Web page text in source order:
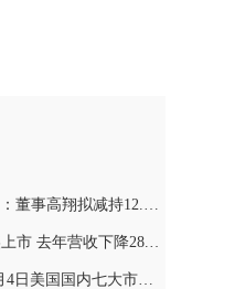
中国外运(00598.HK)：董事高翔拟减持12.74万股A股
快看：大搜车拟赴美上市 去年营收下降28.6%近三年持续亏损
快资讯：5月29日-6月4日美国国内七大市场标准级棉花均价较前周下跌0.71美分/磅